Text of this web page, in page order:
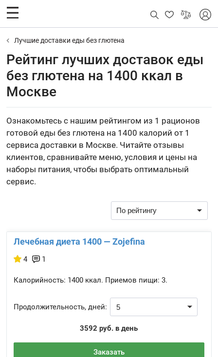
Лучшие доставки еды без глютена
Рейтинг лучших доставок еды
без глютена на 1400 ккал в
Москве
Ознакомьтесь с нашим рейтингом из 1 рационов
готовой еды без глютена на 1400 калорий от 1
сервиса доставки в Москве. Читайте отзывы
клиентов, сравнивайте меню, условия и цены на
наборы питания, чтобы выбрать оптимальный
сервис.
Лечебная диета 1400 — Zojefina
4 1
Калорийность: 1400 ккал. Приемов пищи: 3.
Продолжительность, дней:
3592 руб. в день
Заказать